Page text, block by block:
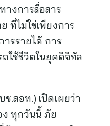
างการสื่อสาร
ที่ไม่ใช่เพียงการ
รรายได้ การ
ใช้ชีวิตในยุคดิจิทัล
.สอท.) เปิดเผยว่า
ง ทุกวันนี้ ภัย